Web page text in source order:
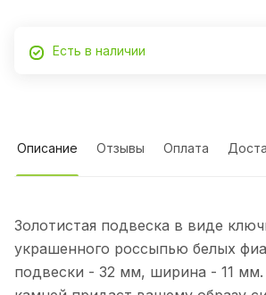
Есть в наличии
Описание Отзывы Оплата
Золотистая подвеска в виде
украшенного россыпью белых
подвески - 32 мм, ширина - 11 мм.